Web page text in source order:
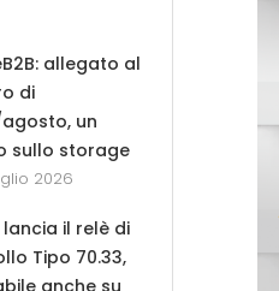
allegato al
di
un
sullo storage
2026
lancia il relè di
Tipo 70.33,